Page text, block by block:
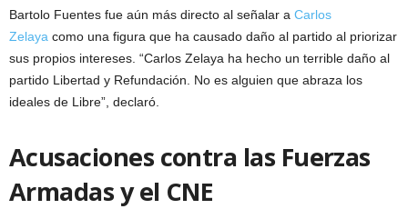
Bartolo Fuentes fue aún más directo al señalar a Carlos
Zelaya como una figura que ha causado daño al partido al priorizar
sus propios intereses. “Carlos Zelaya ha hecho un terrible daño al
partido Libertad y Refundación. No es alguien que abraza los
ideales de Libre”, declaró.
Acusaciones contra las Fuerzas
Armadas y el CNE